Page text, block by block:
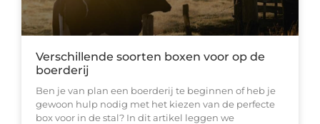
Verschillende soorten boxen voor op de
boerderij
Ben je van plan een boerderij te beginnen of heb je
gewoon hulp nodig met het kiezen van de perfecte
box voor in de stal? In dit artikel leggen we